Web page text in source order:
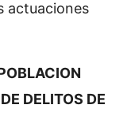
actuaciones
DELITOS DE